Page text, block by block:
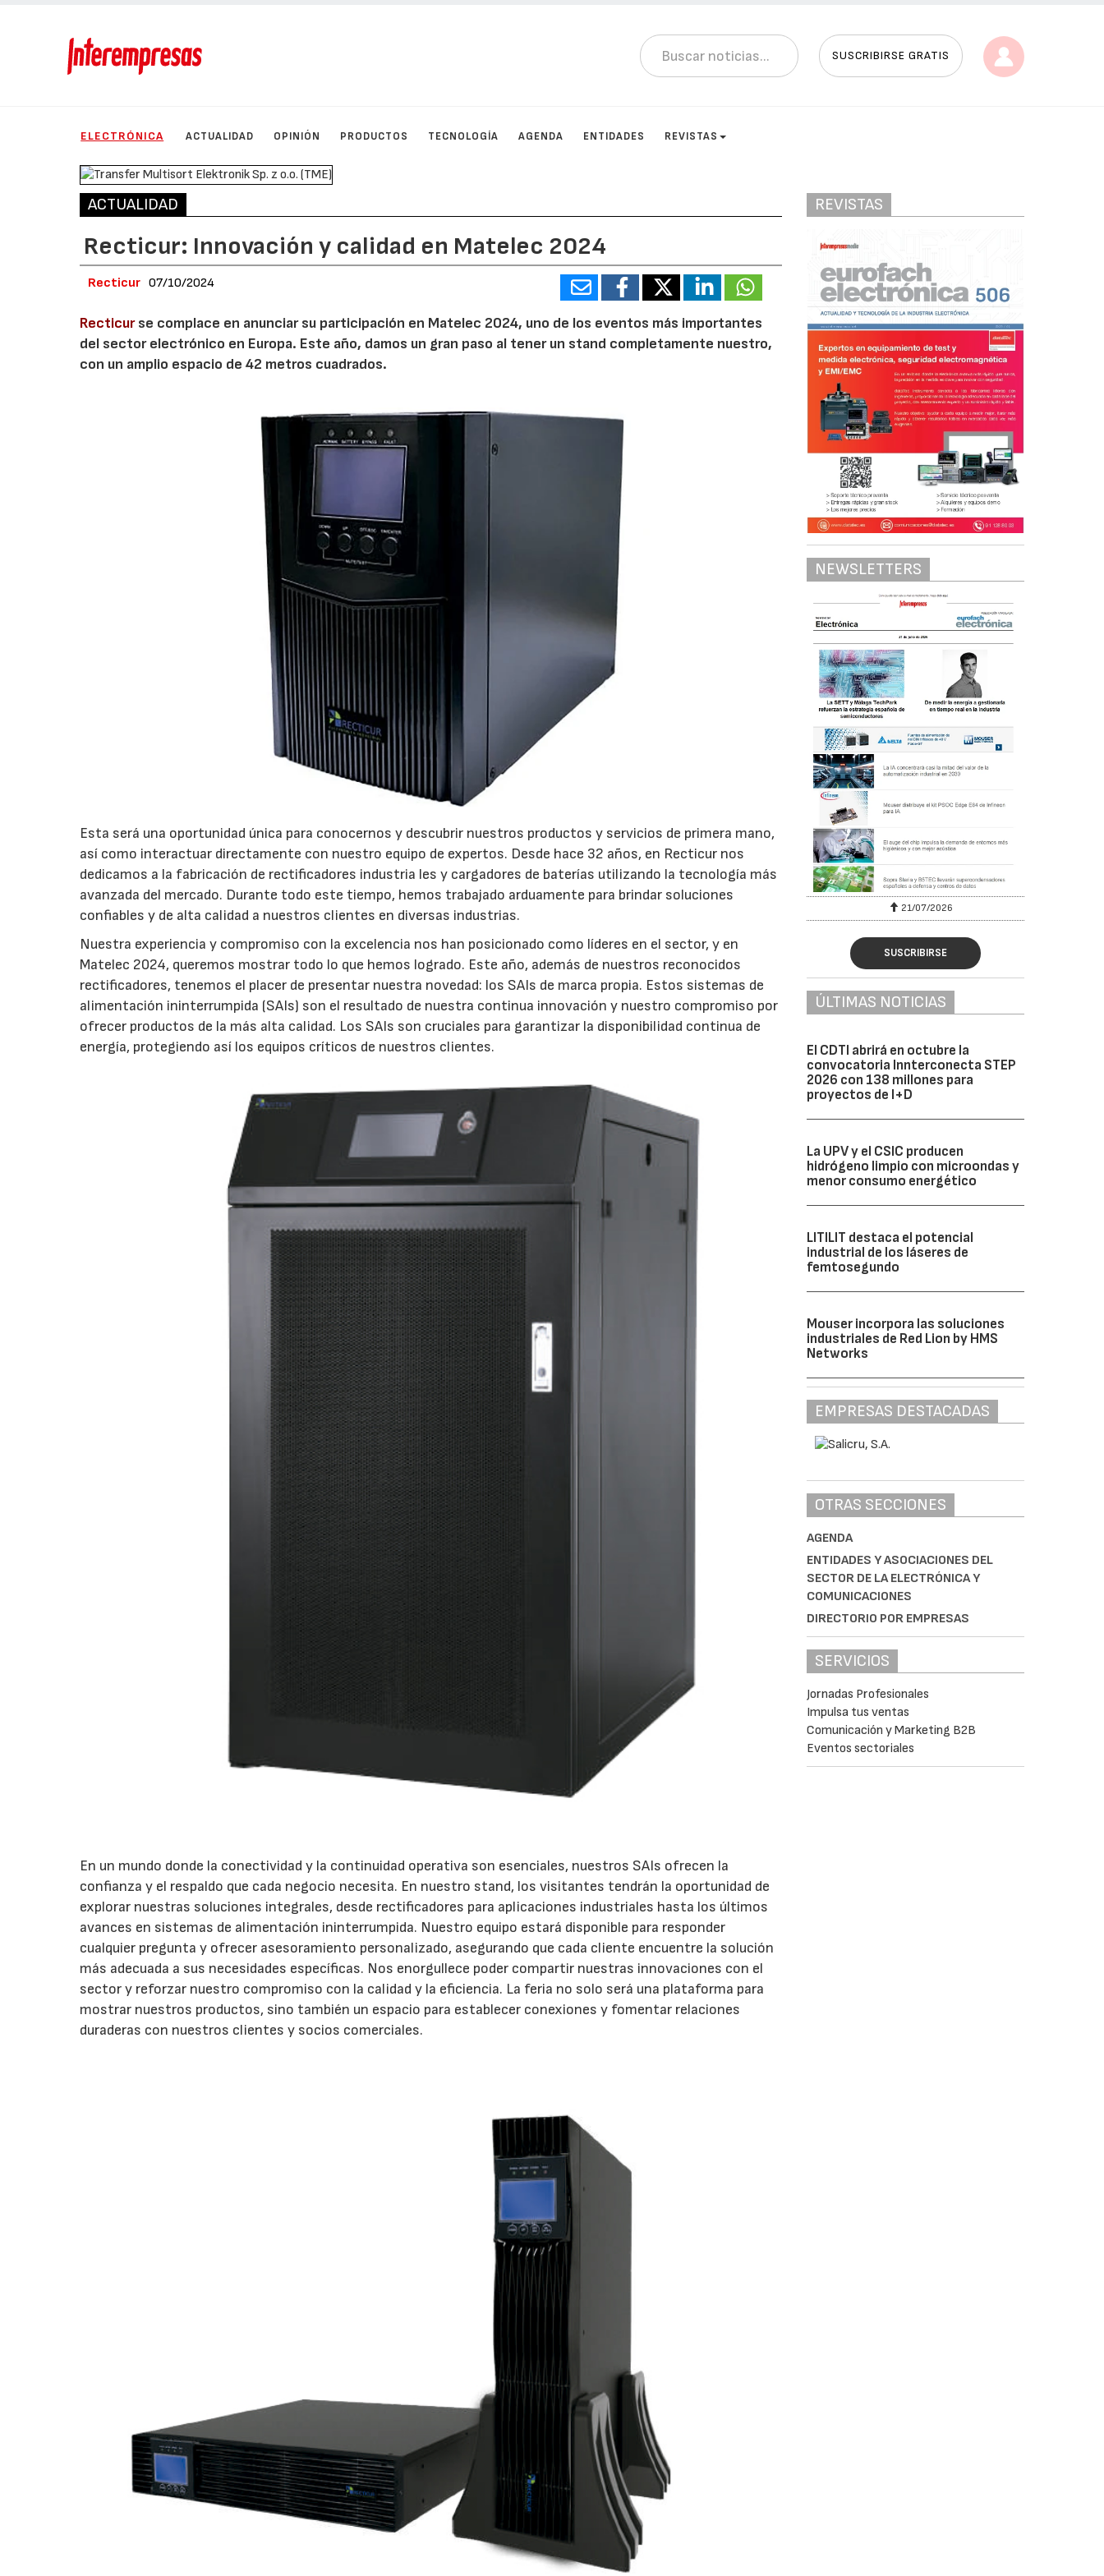
SUSCRIBIRSE GRATIS
ELECTRÓNICA ACTUALIDAD OPINIÓN PRODUCTOS TECNOLOGÍA AGENDA ENTIDADES REVISTAS
ACTUALIDAD
Recticur: Innovación y calidad en Matelec 2024
Recticur 07/10/2024
Recticurse complace en anunciar su participación en Matelec 2024, uno de los eventos más importantes
del sector electrónico en Europa. Este año, damos un gran paso al tener un stand completamente nuestro,
con un amplio espacio de 42 metros cuadrados.
Esta será una oportunidad única para conocernos y descubrir nuestros productos y servicios de primera mano,
así como interactuar directamente con nuestro equipo de expertos. Desde hace 32 años, en Recticur nos
dedicamos a la fabricación de rectificadores industria les y cargadores de baterías utilizando la tecnología más
avanzada del mercado. Durante todo este tiempo, hemos trabajado arduamente para brindar soluciones
confiables y de alta calidad a nuestros clientes en diversas industrias.
Nuestra experiencia y compromiso con la excelencia nos han posicionado como líderes en el sector, y en
Matelec 2024, queremos mostrar todo lo que hemos logrado. Este año, además de nuestros reconocidos
rectificadores, tenemos el placer de presentar nuestra novedad: los SAIs de marca propia. Estos sistemas de
alimentación ininterrumpida (SAIs) son el resultado de nuestra continua innovación y nuestro compromiso por
ofrecer productos de la más alta calidad. Los SAIs son cruciales para garantizar la disponibilidad continua de
energía, protegiendo así los equipos críticos de nuestros clientes.
En un mundo donde la conectividad y la continuidad operativa son esenciales, nuestros SAIs ofrecen la
confianza y el respaldo que cada negocio necesita. En nuestro stand, los visitantes tendrán la oportunidad de
explorar nuestras soluciones integrales, desde rectificadores para aplicaciones industriales hasta los últimos
avances en sistemas de alimentación ininterrumpida. Nuestro equipo estará disponible para responder
cualquier pregunta y ofrecer asesoramiento personalizado, asegurando que cada cliente encuentre la solución
más adecuada a sus necesidades específicas. Nos enorgullece poder compartir nuestras innovaciones con el
sector y reforzar nuestro compromiso con la calidad y la eficiencia. La feria no solo será una plataforma para
mostrar nuestros productos, sino también un espacio para establecer conexiones y fomentar relaciones
duraderas con nuestros clientes y socios comerciales.
REVISTAS
NEWSLETTERS
21/07/2026 21/07/2026
SUSCRIBIRSE
ÚLTIMAS NOTICIAS
El CDTI abrirá en octubre la
convocatoria Innterconecta STEP
2026 con 138 millones para
proyectos de I+D
La UPV y el CSIC producen
hidrógeno limpio con microondas y
menor consumo energético
LITILIT destaca el potencial
industrial de los láseres de
femtosegundo
Mouser incorpora las soluciones
industriales de Red Lion by HMS
Networks
EMPRESAS DESTACADAS
OTRAS SECCIONES
AGENDA
ENTIDADES Y ASOCIACIONES DEL
SECTOR DE LA ELECTRÓNICA Y
COMUNICACIONES
DIRECTORIO POR EMPRESAS
SERVICIOS
Jornadas Profesionales
Impulsa tus ventas
Comunicación y Marketing B2B
Eventos sectoriales